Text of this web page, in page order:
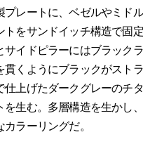
プレートに、ベゼルやミド
トをサンドイッチ構造で固
サイドピラーにはブラック
貫くようにブラックがスト
仕上げたダークグレーのチ
を生む。多層構造を生かし
ラーリングだ。